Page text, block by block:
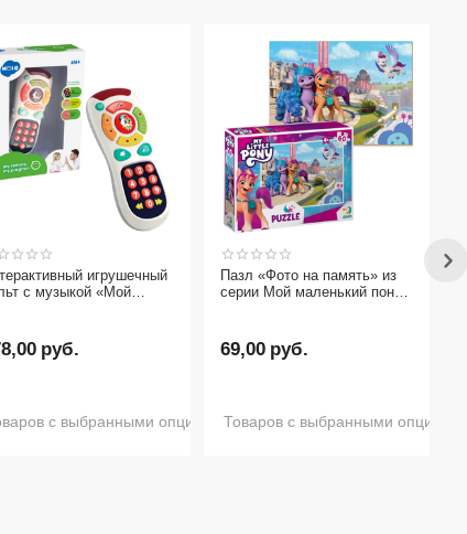
в наличии
игрушечный
с музыкой «Мой
руб.
с выбранными опциями нет в наличии
Пазл «Фото на память» из
серии Мой маленький пони
69,00 руб.
Товаров с выбранными опциями